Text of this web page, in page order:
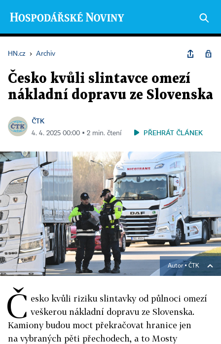
HN.cz › Archiv
Česko kvůli slintavce omezí
nákladní dopravu ze Slovenska
ČTK
4. 4. 2025 00:00 ▪ 2 min. čtení PŘEHRÁT ČLÁNEK
Autor ▪ ČTK
Č esko kvůli riziku slintavky od půlnoci omezí
veškerou nákladní dopravu ze Slovenska.
Kamiony budou moct překračovat hranice jen
na vybraných pěti přechodech, a to Mosty